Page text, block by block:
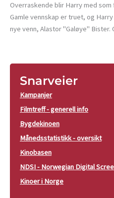
Overraskende blir Harry med
Gamle vennskap er truet, og
nye venn, Alastor "Galøye" Bister.
Snarveier
Kampanjer
Filmtreff - generell info
Bygdekinoen
Månedsstatistikk - oversikt
Kinobasen
NDSI - Norwegian Digital
Kinoer i Norge